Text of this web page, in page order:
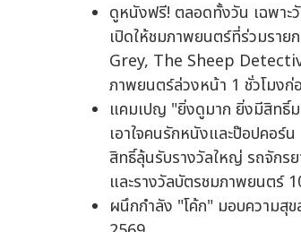
ดูหนังฟรี! ตลอดทั้งวัน เฉพาะ
เปิดให้ชมภาพยนตร์ที่ร่วมรา
Grey, The Sheep
ภาพยนตร์ล่วงหน้า 1 ชั่วโมง
แคมเปญ "ยิ่งดูมาก ยิ่งมีสิทธิ์
เอาใจคนรักหนังและป๊อปคอ
สิทธิ์ลุ้นรับรางวัลใหญ่ รถจักร
และรางวัลบัตรชมภาพยนตร์
ผนึกกำลัง "โค้ก" มอบความ